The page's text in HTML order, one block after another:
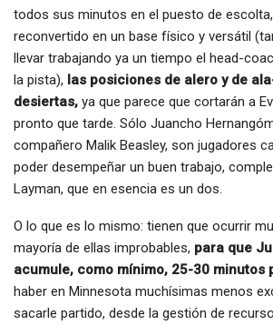
todos sus minutos en el puesto de
reconvertido en un base físico y versátil
llevar trabajando ya un tiempo el head-
la pista), las posiciones de alero y de
desiertas, ya que parece que cortarán a
pronto que tarde. Sólo Juancho
compañero Malik Beasley, son jugadores
poder desempeñar un buen trabajo,
Layman, que en esencia es un dos.
O lo que es lo mismo: tienen que ocurrir
mayoría de ellas improbables, para que
acumule, como mínimo, 25-30 minutos
haber en Minnesota muchísimas menos
sacarle partido, desde la gestión de